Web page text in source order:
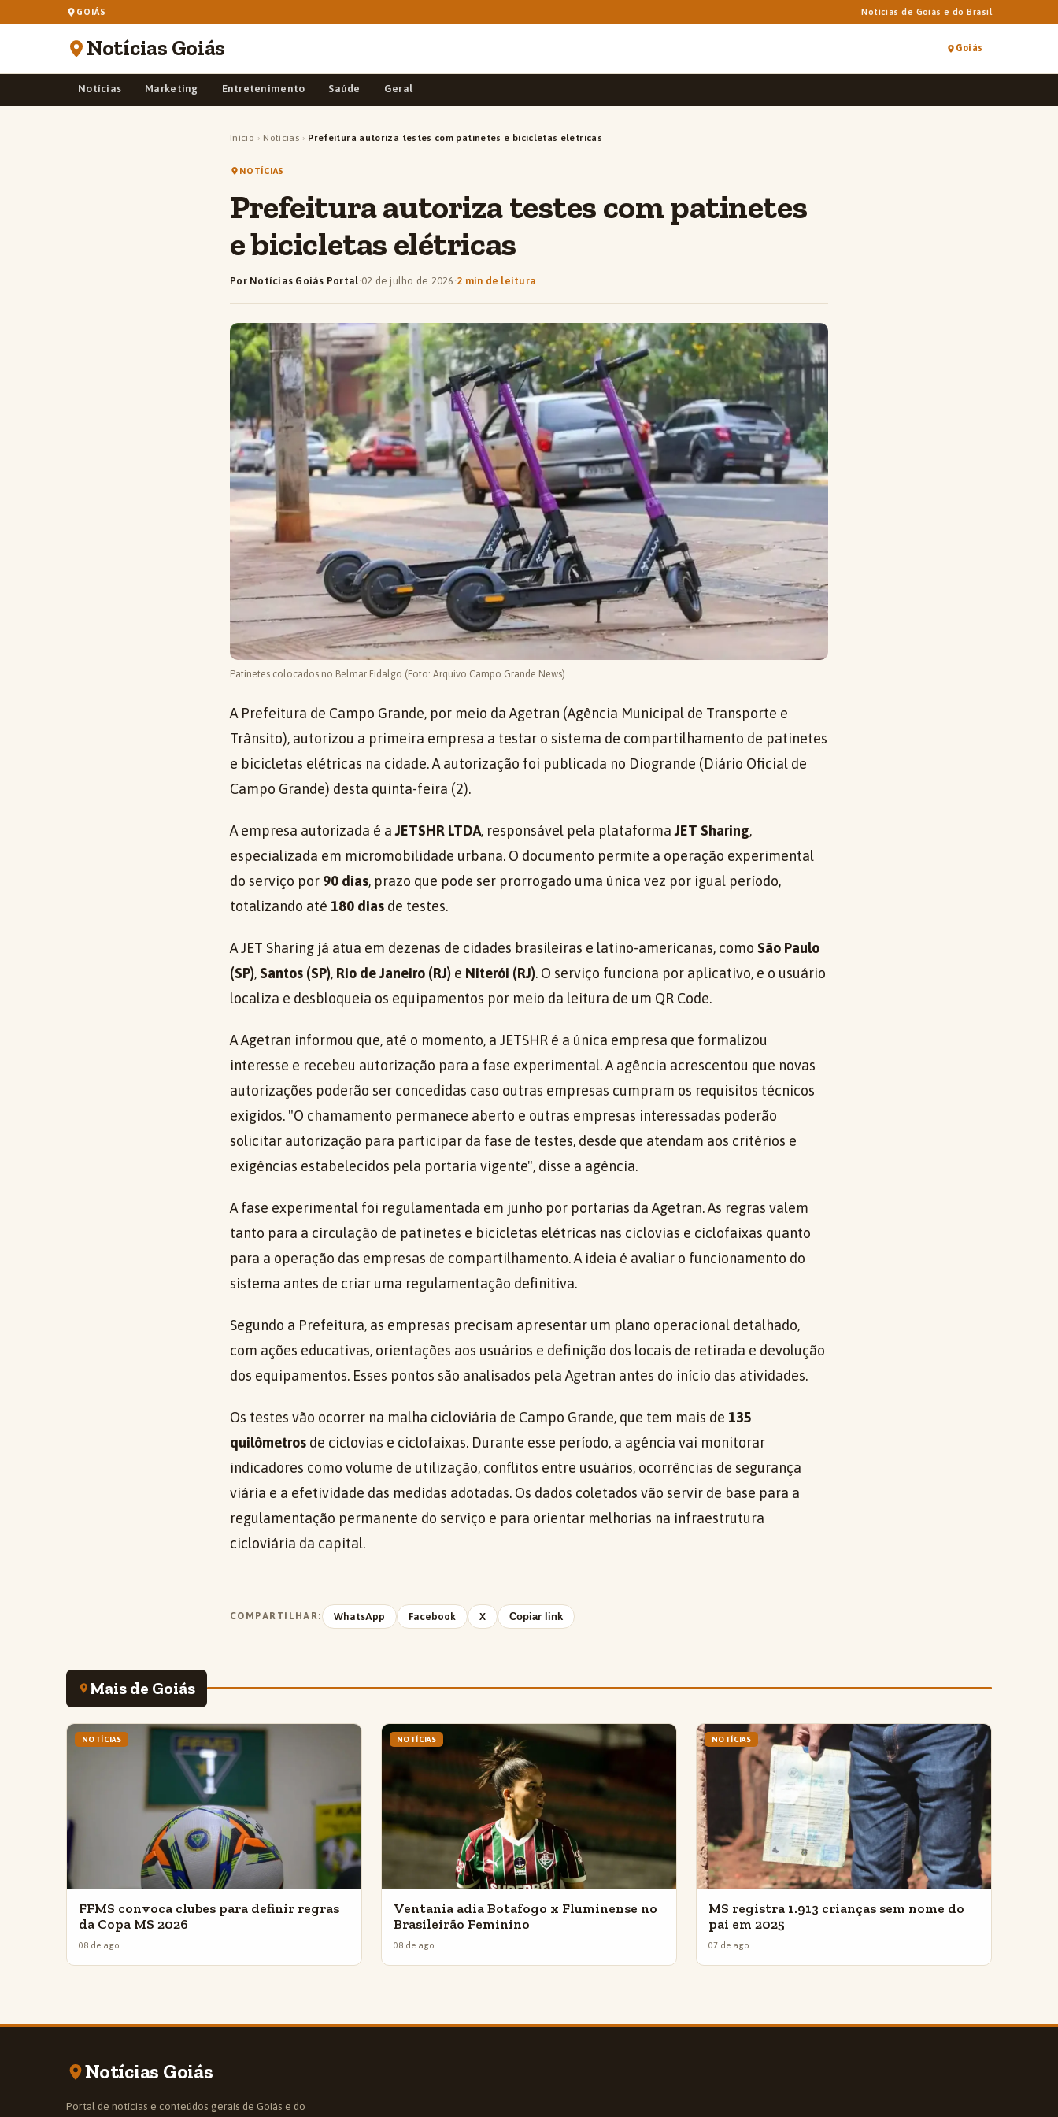
GOIÁS Notícias de Goiás e do Brasil
Notícias Goiás Goiás
Notícias Marketing Entretenimento Saúde Geral
Início › Notícias › Prefeitura autoriza testes com patinetes e bicicletas elétricas
NOTÍCIAS
Prefeitura autoriza testes com patinetes
e bicicletas elétricas
Por Notícias Goiás Portal·02 de julho de 2026 ·2 min de leitura
Patinetes colocados no Belmar Fidalgo (Foto: Arquivo Campo Grande News)
A Prefeitura de Campo Grande, por meio da Agetran (Agência Municipal de Transporte e
Trânsito), autorizou a primeira empresa a testar o sistema de compartilhamento de patinetes
e bicicletas elétricas na cidade. A autorização foi publicada no Diogrande (Diário Oficial de
Campo Grande) desta quinta-feira (2).
A empresa autorizada é aJETSHR LTDA, responsável pela plataformaJET Sharing,
especializada em micromobilidade urbana. O documento permite a operação experimental
do serviço por 90 dias, prazo que pode ser prorrogado uma única vez por igual período,
totalizando até 180 dias de testes.
A JET Sharing já atua em dezenas de cidades brasileiras e latino-americanas, como São Paulo
(SP),Santos (SP), Rio de Janeiro (RJ) e Niterói (RJ). O serviço funciona por aplicativo, e o usuário
localiza e desbloqueia os equipamentos por meio da leitura de um QR Code.
A Agetran informou que, até o momento, a JETSHR é a única empresa que formalizou
interesse e recebeu autorização para a fase experimental. A agência acrescentou que novas
autorizações poderão ser concedidas caso outras empresas cumpram os requisitos técnicos
exigidos. "O chamamento permanece aberto e outras empresas interessadas poderão
solicitar autorização para participar da fase de testes, desde que atendam aos critérios e
exigências estabelecidos pela portaria vigente", disse a agência.
A fase experimental foi regulamentada em junho por portarias da Agetran. As regras valem
tanto para a circulação de patinetes e bicicletas elétricas nas ciclovias e ciclofaixas quanto
para a operação das empresas de compartilhamento. A ideia é avaliar o funcionamento do
sistema antes de criar uma regulamentação definitiva.
Segundo a Prefeitura, as empresas precisam apresentar um plano operacional detalhado,
com ações educativas, orientações aos usuários e definição dos locais de retirada e devolução
dos equipamentos. Esses pontos são analisados pela Agetran antes do início das atividades.
Os testes vão ocorrer na malha cicloviária de Campo Grande, que tem mais de 135
quilômetros de ciclovias e ciclofaixas. Durante esse período, a agência vai monitorar
indicadores como volume de utilização, conflitos entre usuários, ocorrências de segurança
viária e a efetividade das medidas adotadas. Os dados coletados vão servir de base para a
regulamentação permanente do serviço e para orientar melhorias na infraestrutura
cicloviária da capital.
COMPARTILHAR: WhatsApp Facebook X Copiar link
Mais de Goiás
NOTÍCIAS
FFMS convoca clubes para definir regras
da Copa MS 2026
08 de ago.
NOTÍCIAS
Ventania adia Botafogo x Fluminense no
Brasileirão Feminino
08 de ago.
NOTÍCIAS
MS registra 1.913 crianças sem nome do
pai em 2025
07 de ago.
Notícias Goiás
Portal de notícias e conteúdos gerais de Goiás e do